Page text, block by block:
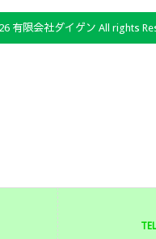
有限会社ダイゲン All rights
TEL